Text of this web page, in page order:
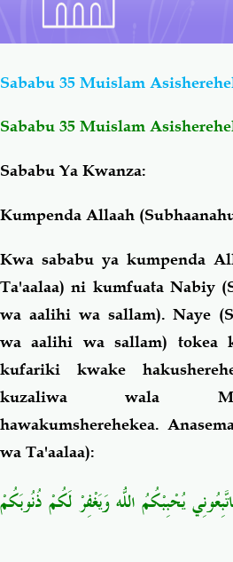
Sababu 35 Muislam
Sababu 35 Muislam
Sababu Ya Kwanza:
Kumpenda Allaah
Kwa sababu ya kumpenda
Ta'aalaa) ni kumfuata Nabiy
wa aalihi wa sallam). Naye
wa aalihi wa sallam) tokea
kufariki kwake
kuzaliwa wala
hawakumsherehekea.
wa Ta'aalaa):
يُحْبِبْكُمُ اللّهُ وَيَغْفِرْ لَكُمْ ذُنُوبَكُمْ